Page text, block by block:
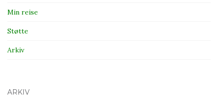
Min reise
Støtte
Arkiv
ARKIV